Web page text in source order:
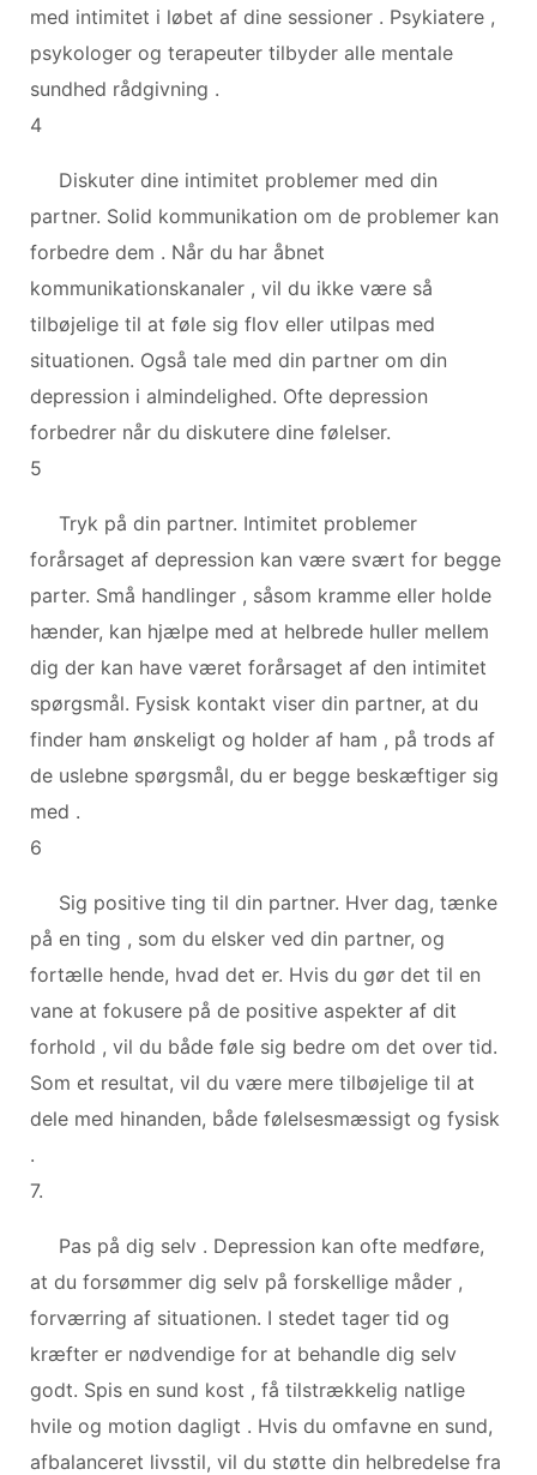
med intimitet i løbet af dine sessioner . Psykiatere ,
psykologer og terapeuter tilbyder alle mentale
sundhed rådgivning .
4
Diskuter dine intimitet problemer med din
partner. Solid kommunikation om de problemer kan
forbedre dem . Når du har åbnet
kommunikationskanaler , vil du ikke være så
tilbøjelige til at føle sig flov eller utilpas med
situationen. Også tale med din partner om din
depression i almindelighed. Ofte depression
forbedrer når du diskutere dine følelser.
5
Tryk på din partner. Intimitet problemer
forårsaget af depression kan være svært for begge
parter. Små handlinger , såsom kramme eller holde
hænder, kan hjælpe med at helbrede huller mellem
dig der kan have været forårsaget af den intimitet
spørgsmål. Fysisk kontakt viser din partner, at du
finder ham ønskeligt og holder af ham , på trods af
de uslebne spørgsmål, du er begge beskæftiger sig
med .
6
Sig positive ting til din partner. Hver dag, tænke
på en ting , som du elsker ved din partner, og
fortælle hende, hvad det er. Hvis du gør det til en
vane at fokusere på de positive aspekter af dit
forhold , vil du både føle sig bedre om det over tid.
Som et resultat, vil du være mere tilbøjelige til at
dele med hinanden, både følelsesmæssigt og fysisk
.
7.
Pas på dig selv . Depression kan ofte medføre,
at du forsømmer dig selv på forskellige måder ,
forværring af situationen. I stedet tager tid og
kræfter er nødvendige for at behandle dig selv
godt. Spis en sund kost , få tilstrækkelig natlige
hvile og motion dagligt . Hvis du omfavne en sund,
afbalanceret livsstil, vil du støtte din helbredelse fra